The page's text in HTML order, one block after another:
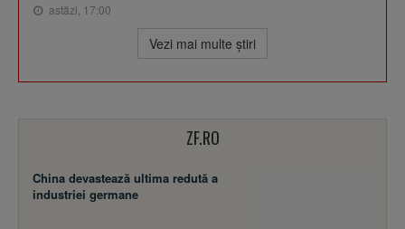
astăzi, 17:00
Vezi mai multe ştiri
ZF.RO
China devastează ultima redută a
industriei germane